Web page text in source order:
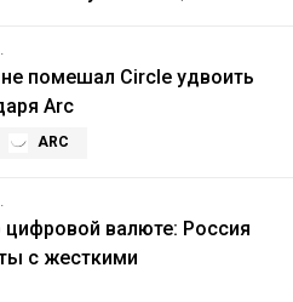
помешал Circle удвоить
Arc
ARC
цифровой валюте: Россия
с жесткими